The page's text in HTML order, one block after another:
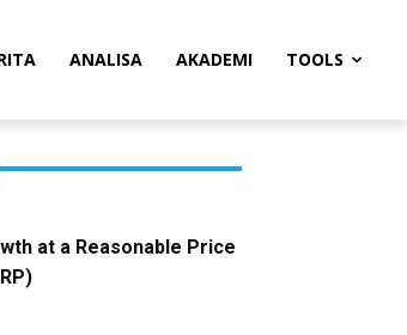
ANALISA AKADEMI TOOLS
at a Reasonable Price